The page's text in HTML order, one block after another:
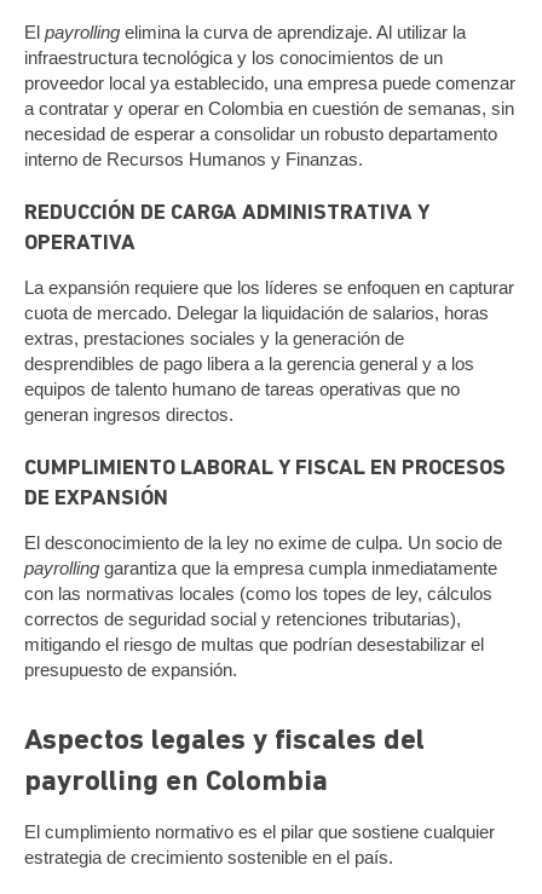
El payrolling elimina la curva de aprendizaje. Al utilizar la
infraestructura tecnológica y los conocimientos de un
proveedor local ya establecido, una empresa puede comenzar
a contratar y operar en Colombia en cuestión de semanas, sin
necesidad de esperar a consolidar un robusto departamento
interno de Recursos Humanos y Finanzas.
REDUCCIÓN DE CARGA ADMINISTRATIVA Y
OPERATIVA
La expansión requiere que los líderes se enfoquen en capturar
cuota de mercado. Delegar la liquidación de salarios, horas
extras, prestaciones sociales y la generación de
desprendibles de pago libera a la gerencia general y a los
equipos de talento humano de tareas operativas que no
generan ingresos directos.
CUMPLIMIENTO LABORAL Y FISCAL EN PROCESOS
DE EXPANSIÓN
El desconocimiento de la ley no exime de culpa. Un socio de
payrolling garantiza que la empresa cumpla inmediatamente
con las normativas locales (como los topes de ley, cálculos
correctos de seguridad social y retenciones tributarias),
mitigando el riesgo de multas que podrían desestabilizar el
presupuesto de expansión.
Aspectos legales y fiscales del
payrolling en Colombia
El cumplimiento normativo es el pilar que sostiene cualquier
estrategia de crecimiento sostenible en el país.